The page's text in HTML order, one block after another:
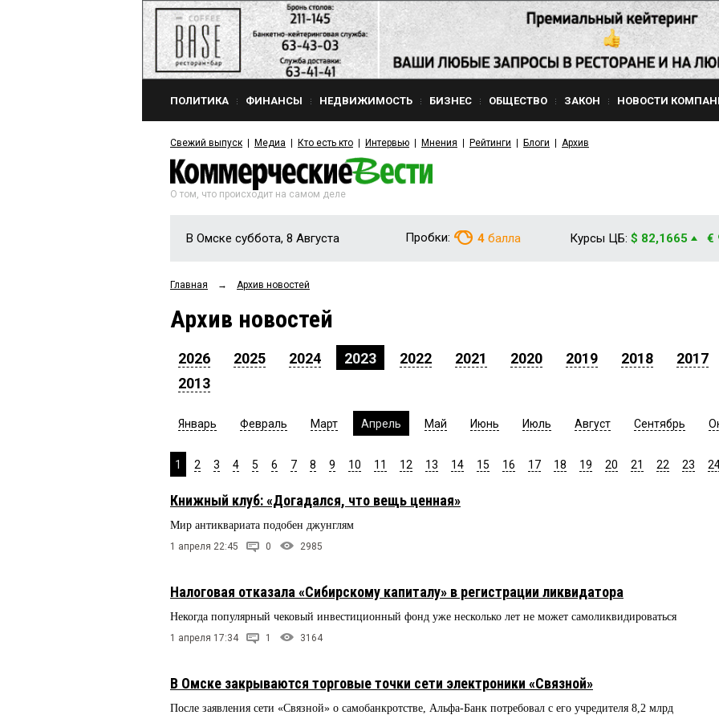
ПОЛИТИКА ФИНАНСЫ НЕДВИЖИМОСТЬ БИЗНЕС ОБЩЕСТВО ЗАКОН НОВОСТИ
Свежий выпуск Медиа Кто есть кто Интервью Мнения Рейтинги Блоги Архив
О том, что происходит на самом деле
В Омске суббота, 8 Августа Пробки: 4 балла Курсы ЦБ: $ 82,1665 €
Главная → Архив новостей
Архив новостей
2026 2025 2024 2023 2022 2021 2020 2019 2018
2017
2013
Январь Февраль Март Апрель Май Июнь Июль Август Сентябрь
1 2 3 4 5 6 7 8 9 10 11 12 13 14 15 16 17 18 19 20 21 22 23
Книжный клуб: «Догадался, что вещь ценная»
Мир антиквариата подобен джунглям
1 апреля 22:45 0 2985
Налоговая отказала «Сибирскому капиталу» в регистрации ликвидатора
Некогда популярный чековый инвестиционный фонд уже несколько лет не может самоликвидироваться
1 апреля 17:34 1 3164
В Омске закрываются торговые точки сети электроники «Связной»
После заявления сети «Связной» о самобанкротстве, Альфа-Банк потребовал с его учредителя 8,2 млрд